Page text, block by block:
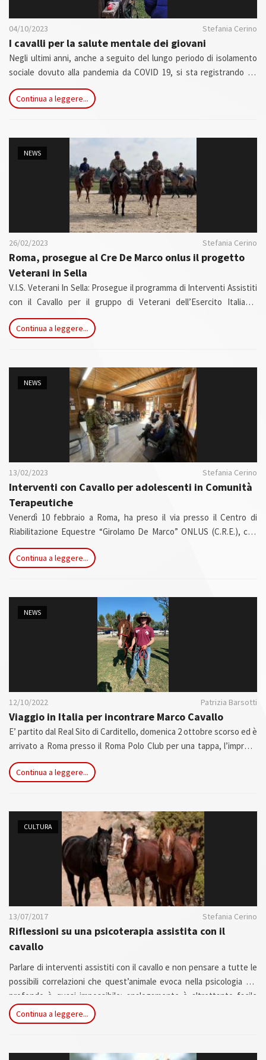
04/10/2023 Stefania Cerino
I cavalli per la salute mentale dei giovani
Negli ultimi anni, anche a seguito del lungo periodo di isolamento
sociale dovuto alla pandemia da COVID 19, si sta registrando un
preoccupante aumento dei problemi di salute mentale fra gli
adolescenti. Si va dal più generico disagio sociale, a patologie
Continua a leggere...
NEWS
26/02/2023 Stefania Cerino
Roma, prosegue al Cre De Marco onlus il progetto
Veterani in Sella
V.I.S. Veterani In Sella: Prosegue il programma di Interventi Assistiti
con il Cavallo per il gruppo di Veterani dell’Esercito Italiano,
selezionati dal Centro Veterani della Difesa, che da settembre 2022
hanno intrapreso questo percorso a Roma nel Centro di
Continua a leggere...
NEWS
13/02/2023 Stefania Cerino
Interventi con Cavallo per adolescenti in Comunità
Terapeutiche
Venerdì 10 febbraio a Roma, ha preso il via presso il Centro di
Riabilitazione Equestre “Girolamo De Marco” ONLUS (C.R.E.), che
da oltre trent’anni opera all'Ippodromo Militare dell’Esercito Italiano
e sede del Centro Ippico Militare dei Lancieri di Montebello, il
Continua a leggere...
NEWS
12/10/2022 Patrizia Barsotti
Viaggio in Italia per incontrare Marco Cavallo
E’ partito dal Real Sito di Carditello, domenica 2 ottobre scorso ed è
arrivato a Roma presso il Roma Polo Club per una tappa, l’impresa
del cavallo Esso e del suo Cavaliere Sam Adul, per promuovere in
Italia la tutela della salute mentale e la prevenzione dei disturbi
Continua a leggere...
CULTURA
13/07/2017 Stefania Cerino
Riflessioni su una psicoterapia assistita con il
cavallo
Parlare di interventi assistiti con il cavallo e non pensare a tutte le
possibili correlazioni che quest’animale evoca nella psicologia del
profondo è quasi impossibile: analogamente è altrettanto facile
“banalizzare” i contenuti emotivi che la relazione uomo animale
attiva e non farne quindi il corretto uso terapeutico. L’incontro
in Discussione di Roma, con la supervisione scientifica dell’Istituto
Continua a leggere...